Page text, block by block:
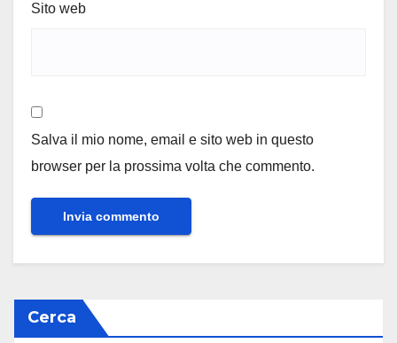
Sito web
Salva il mio nome, email e sito web in questo
browser per la prossima volta che commento.
Cerca